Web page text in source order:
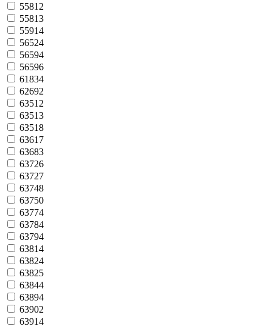
55812
55813
55914
56524
56594
56596
61834
62692
63512
63513
63518
63617
63683
63726
63727
63748
63750
63774
63784
63794
63814
63824
63825
63844
63894
63902
63914